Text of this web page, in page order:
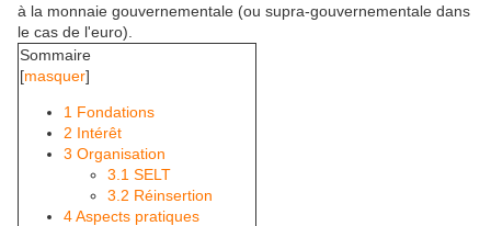
à la monnaie gouvernementale (ou supra-gouvernementale dans
le cas de l'euro).
Sommaire
[masquer]
1 Fondations
2 Intérêt
3 Organisation
3.1 SELT
3.2 Réinsertion
4Aspects pratiques